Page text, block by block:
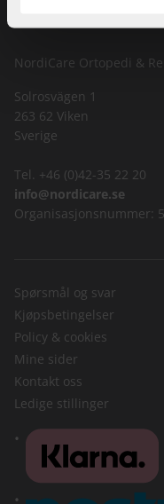
NordiCare Ortopedi &
Solrosvägen 1
263 62 Viken
Sverige
Tel. +46 (0)42-35 22 20
info@nordicare.se
Organisasjonsnummer:
Spørsmål og svar
Kjøpsbetingelser
Policy & cookies
Mine sider
Kontakt oss
Ledige stillinger